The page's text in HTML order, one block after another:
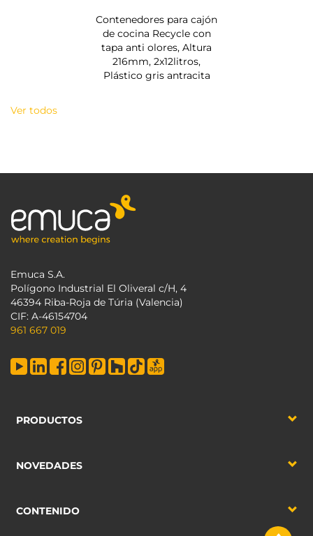
Contenedores para cajón
de cocina Recycle con
tapa anti olores, Altura
216mm, 2x12litros,
Plástico gris antracita
Ver todos
Emuca S.A.
Polígono Industrial El Oliveral c/H, 4
46394 Riba-Roja de Túria (Valencia)
CIF: A-46154704
961 667 019
PRODUCTOS
NOVEDADES
CONTENIDO